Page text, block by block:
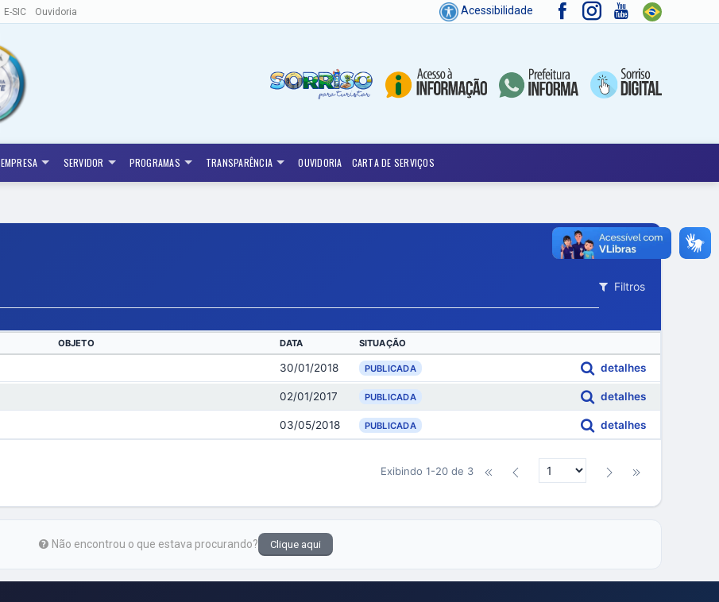
E-SIC Ouvidoria Acessibilidade
EMPRESA SERVIDOR PROGRAMAS TRANSPARÊNCIA OUVIDORIA CARTA DE SERVIÇOS
Filtros
OBJETO DATA SITUAÇÃO
30/01/2018 PUBLICADA detalhes
02/01/2017 PUBLICADA detalhes
03/05/2018 PUBLICADA detalhes
Exibindo 1-20 de 3
Não encontrou o que estava procurando? Clique aqui